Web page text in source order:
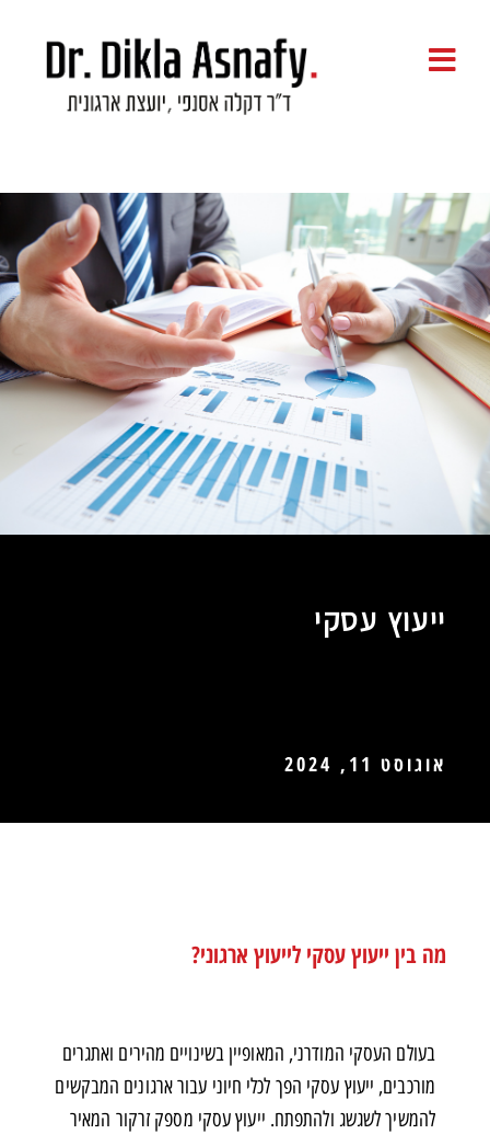
ייעוץ עסקי
אוגוסט 11, 2024
מה בין ייעוץ עסקי לייעוץ ארגוני?
בעולם העסקי המודרני, המאופיין בשינויים מהירים ואתגרים
מורכבים, ייעוץ עסקי הפך לכלי חיוני עבור ארגונים המבקשים
להמשיך לשגשג ולהתפתח. ייעוץ עסקי מספק זרקור המאיר